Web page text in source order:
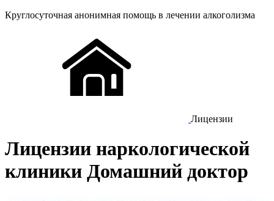
Круглосуточная анонимная помощь в лечении алкоголизма
Лицензии
Лицензии наркологической
клиники Домашний доктор